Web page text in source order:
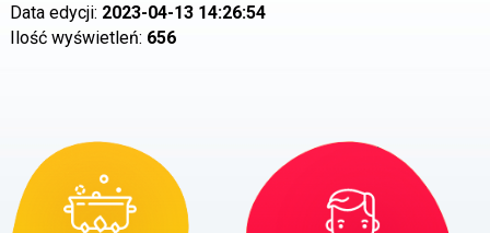
Data edycji: 2023-04-13 14:26:54
Ilość wyświetleń: 656